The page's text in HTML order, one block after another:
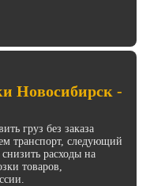
Новосибирск -
груз без заказа
транспорт, следующий
расходы на
товаров,